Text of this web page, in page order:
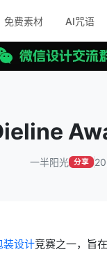
免费素材 AI咒语
一半阳光 分享
装设计竞赛之一，旨